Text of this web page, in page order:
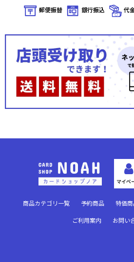
郵便振替
銀行振込 代
マイペ
商品カテゴリ一覧 予約商品 特価
ご利用案内 お問い